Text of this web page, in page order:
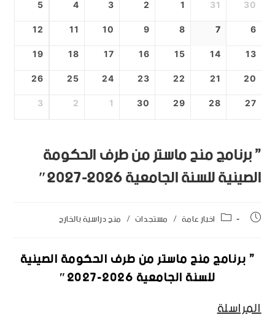
30
31
1
2
3
4
5
6
7
8
9
10
11
12
13
14
15
16
17
18
19
20
21
22
23
24
25
26
27
28
29
30
1
2
3
” برنامج منح ماستر من طرف الحكومة
الصينية للسنة الجامعية 2026-2027″
اخبار عامة / مستجدات / منح دراسية بالخارج
” برنامج منح ماستر من طرف الحكومة الصينية
للسنة الجامعية 2026-2027″
المراسلة